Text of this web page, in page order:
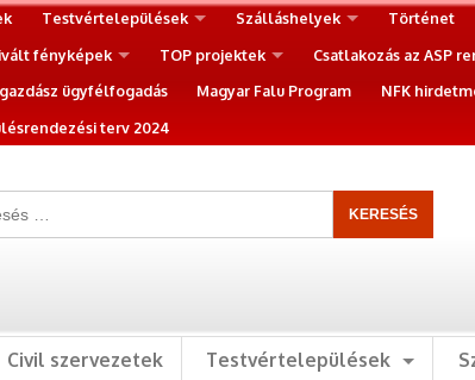
Testvértelepülések Szálláshelyek Történet
fényképek TOP projektek Csatlakozás az ASP
ügyfélfogadás Magyar Falu Program NFK
terv 2024
Civil szervezetek Testvértelepülések